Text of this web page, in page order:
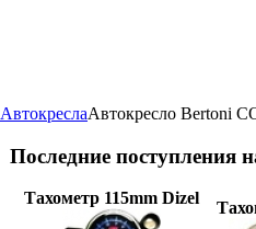
АвтокреслаАвтокресло Bertoni
Последние поступления
Тахометр 115mm Dizel